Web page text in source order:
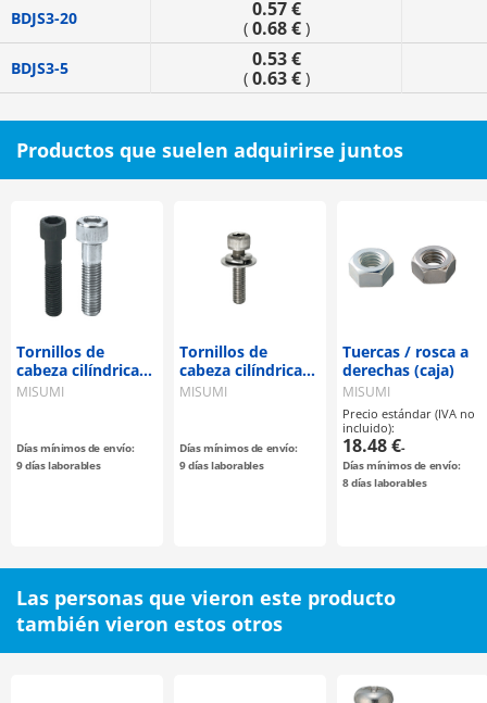
BDJS3-20 0.57 €
( 0.68 €)
BDJS3-5 0.53 €
( 0.63 €)
Productos que suelen adquirirse juntos
Tornillos de
cabeza cilíndrica
con hexágono
MISUMI
Días mínimos de envío:
9 días laborables
Tornillos de
cabeza cilíndrica
con hexágono
grandes
MISUMI
Días mínimos de envío:
9 días laborables
Tuercas / rosca a
derechas (caja)
MISUMI
Precio estándar (IVA no
incluido):
18.48 €-
Días mínimos de envío:
8 días laborables
Las personas que vieron este producto
también vieron estos otros